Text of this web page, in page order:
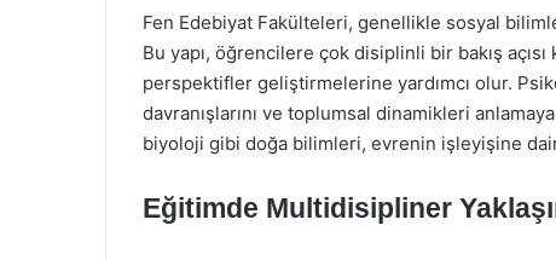
Fen Edebiyat Fakülteleri, genellikle sosyal
Bu yapı, öğrencilere çok disiplinli bir bakış açısı
perspektifler geliştirmelerine yardımcı olur.
davranışlarını ve toplumsal dinamikleri
biyoloji gibi doğa bilimleri, evrenin işleyişine
Eğitimde Multidisipliner